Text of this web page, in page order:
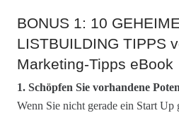
BONUS 1: 10
LISTBUILDING TIPPS
Marketing-Tipps eBook
1. Schöpfen Sie vorhandene
Wenn Sie nicht gerade ein Start Up